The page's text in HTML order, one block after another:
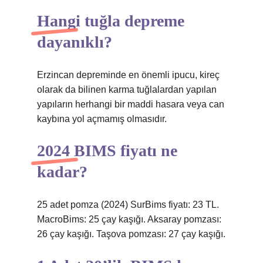
Hangi tuğla depreme
dayanıklı?
Erzincan depreminde en önemli ipucu, kireç
olarak da bilinen karma tuğlalardan yapılan
yapıların herhangi bir maddi hasara veya can
kaybına yol açmamış olmasıdır.
2024 BIMS fiyatı ne
kadar?
25 adet pomza (2024) SurBims fiyatı: 23 TL.
MacroBims: 25 çay kaşığı. Aksaray pomzası:
26 çay kaşığı. Taşova pomzası: 27 çay kaşığı.